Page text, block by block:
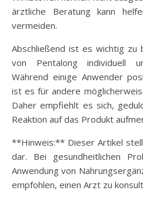
ärztliche Beratung kann
vermeiden.
Abschließend ist es wichtig zu
von Pentalong individuell
Während einige Anwender
ist es für andere
Daher empfiehlt es sich,
Reaktion auf das Produkt
**Hinweis:** Dieser Artikel
dar. Bei gesundheitlichen
Anwendung von
empfohlen, einen Arzt zu